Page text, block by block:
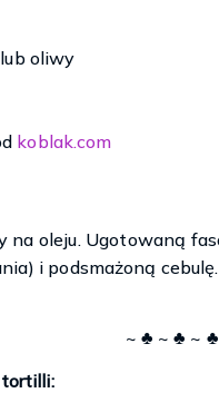
oliwy
koblak.com
na oleju. Ugotowaną
i podsmażoną
~ ♣ ~ ♣ ~
tortilli: